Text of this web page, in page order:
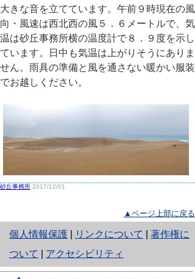
大きな音を立てています。午前９時現在の風
向・風速は西北西の風５．６メートルで、気
温は砂丘事務所横の温度計で８．９度を示し
ています。日中も気温は上がりそうにありま
せん。雨具の準備と風を通さない暖かい服装
でお越しください。
砂丘事務所 2017/12/01
▲ページ上部に戻る
個人情報保護
と
り
ネ
リンクについて
著作権に
ついて
アクセシビリティ